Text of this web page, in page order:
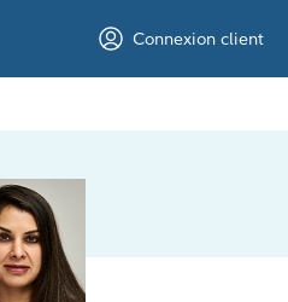
Connexion client